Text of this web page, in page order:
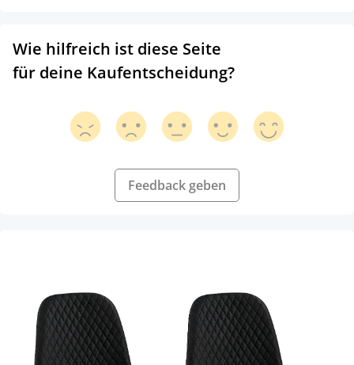
Wie hilfreich ist diese Seite
für deine Kaufentscheidung?
Feedback geben